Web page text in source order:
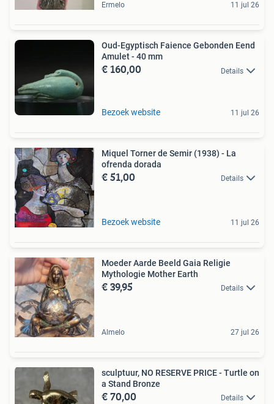
Ermelo 11 jul 26
Oud-Egyptisch Faience Gebonden Eend
Amulet - 40 mm
€ 160,00 Details
Bezoek website 11 jul 26
Miquel Torner de Semir (1938) - La
ofrenda dorada
€ 51,00 Details
Bezoek website 11 jul 26
Moeder Aarde Beeld Gaia Religie
Mythologie Mother Earth
€ 39,95 Details
Almelo 27 jul 26
sculptuur, NO RESERVE PRICE - Turtle on
a Stand Bronze
€ 70,00 Details